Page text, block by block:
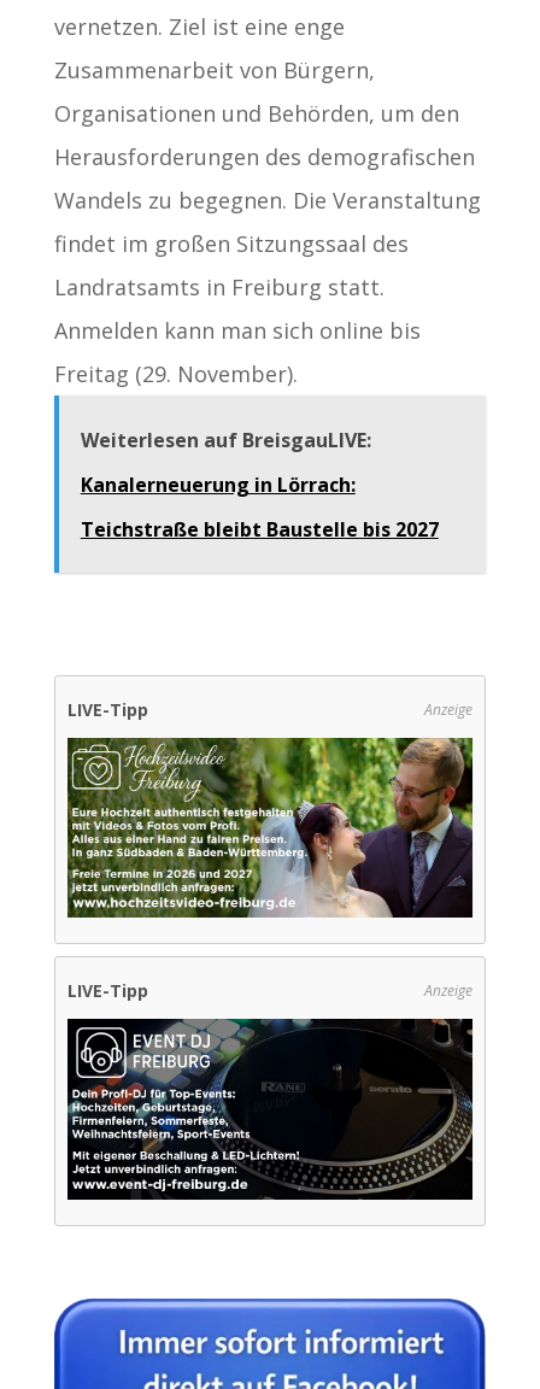
vernetzen. Ziel ist eine enge
Zusammenarbeit von Bürgern,
Organisationen und Behörden, um den
Herausforderungen des demografischen
Wandels zu begegnen. Die Veranstaltung
findet im großen Sitzungssaal des
Landratsamts in Freiburg statt.
Anmelden kann man sich online bis
Freitag (29. November).
Weiterlesen auf BreisgauLIVE:
Kanalerneuerung in Lörrach:
Teichstraße bleibt Baustelle bis 2027
LIVE-Tipp Anzeige
LIVE-Tipp Anzeige